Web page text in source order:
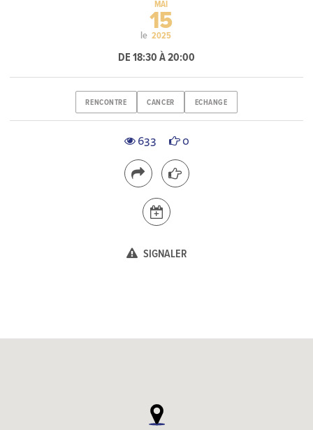
le
MAI
15
2025
DE 18:30 À 20:00
RENCONTRE CANCER ECHANGE
633 0
SIGNALER